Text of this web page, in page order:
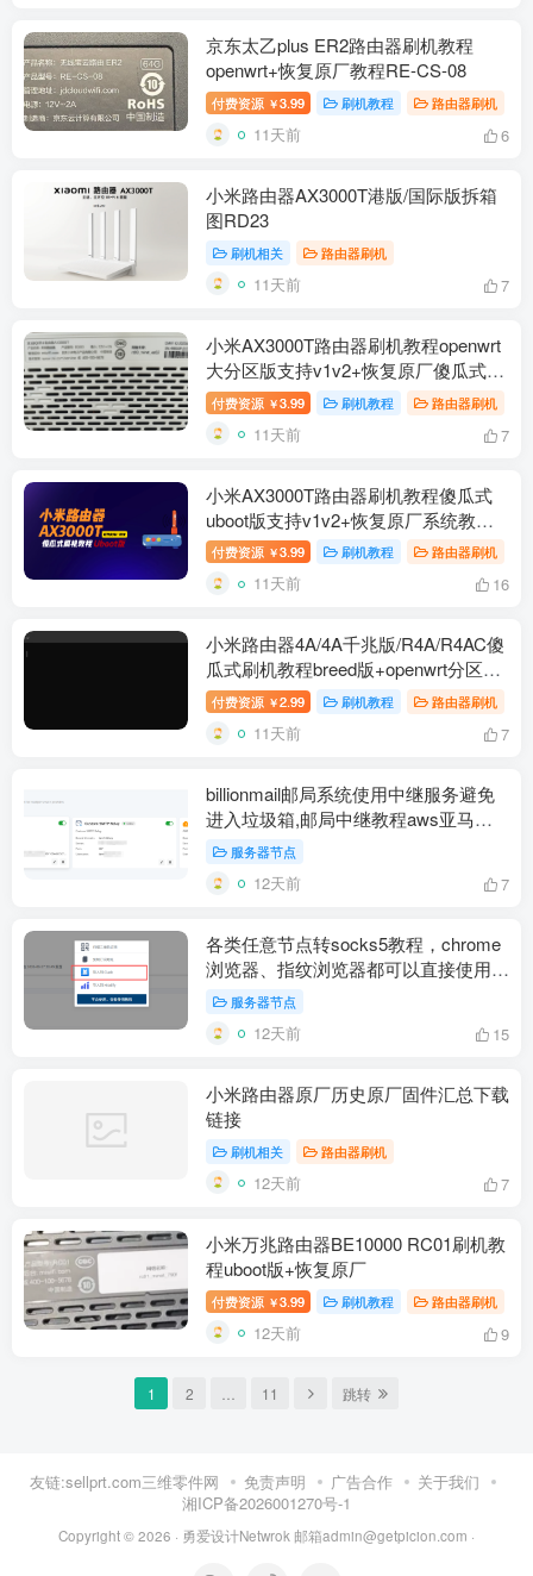
京东太乙plus ER2路由器刷机教程
openwrt+恢复原厂教程RE-CS-08
付费资源 ￥3.99 刷机教程 路由器刷机
11天前 6
小米路由器AX3000T港版/国际版拆箱
图RD23
刷机相关 路由器刷机
11天前 7
小米AX3000T路由器刷机教程openwrt
大分区版支持v1v2+恢复原厂傻瓜式
RD03/RD23
付费资源 ￥3.99 刷机教程 路由器刷机
11天前 7
小米AX3000T路由器刷机教程傻瓜式
uboot版支持v1v2+恢复原厂系统教程
RD03 RD23
付费资源 ￥3.99 刷机教程 路由器刷机
11天前 16
小米路由器4A/4A千兆版/R4A/R4AC傻
瓜式刷机教程breed版+openwrt分区版
支持V1V2+恢复原厂教程
付费资源 ￥2.99 刷机教程 路由器刷机
11天前 7
billionmail邮局系统使用中继服务避免
进入垃圾箱,邮局中继教程aws亚马逊
云设置resend免费中继
服务器节点
12天前 7
各类任意节点转socks5教程，chrome
浏览器、指纹浏览器都可以直接使用每
个窗口一个独立海外原生IP
服务器节点
12天前 15
小米路由器原厂历史原厂固件汇总下载
链接
刷机相关 路由器刷机
12天前 7
小米万兆路由器BE10000 RC01刷机教
程uboot版+恢复原厂
付费资源 ￥3.99 刷机教程 路由器刷机
12天前 9
1 2 11 跳转
友链:sellprt.com三维零件网 免责声明 广告合作
关于我们
湘ICP备2026001270号-1
Copyright © 2026 · 勇爱设计Netwrok 邮箱admin@getpicion.com ·